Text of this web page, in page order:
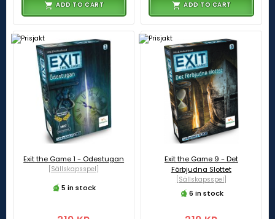
ADD TO CART ADD TO CART
Exit the Game 1 - Ödestugan
[Sällskapsspel]
5 in stock
Exit the Game 9 - Det
Förbjudna Slottet
[Sällskapsspel]
6 in stock